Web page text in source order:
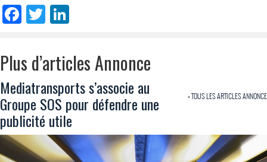
Facebook
Twitter
Plus d’articles Annonce
+ TOUS LES ARTICLES ANNONCE
Mediatransports s’associe au
Groupe SOS pour défendre une
publicité utile